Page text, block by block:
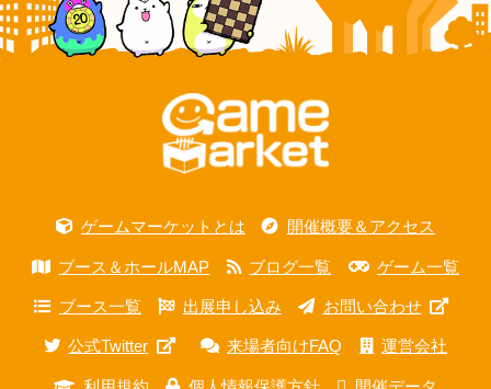
ゲームマーケットとは 開催概要＆アクセス
ブース＆ホールMAP ブログ一覧 ゲーム一覧
ブース一覧 出展申し込み お問い合わせ
公式Twitter 来場者向けFAQ 運営会社